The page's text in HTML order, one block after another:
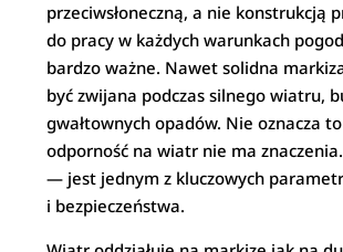
przeciwsłoneczną, a nie konstrukcją
do pracy w każdych warunkach
bardzo ważne. Nawet solidna
być zwijana podczas silnego wiatru,
gwałtownych opadów. Nie oznacza
odporność na wiatr nie ma
— jest jednym z kluczowych
i bezpieczeństwa.